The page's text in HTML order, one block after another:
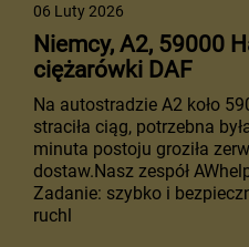
06 Luty 2026
Niemcy, A2, 59000
ciężarówki DAF
Na autostradzie A2 koło
straciła ciąg, potrzebna
minuta postoju groziła
dostaw.Nasz zespół
Zadanie: szybko i
ruchl